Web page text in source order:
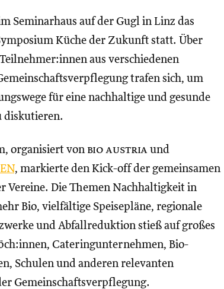
Seminarhaus auf der Gugl in Linz das
Küche der Zukunft statt. Über
aus verschiedenen
trafen sich, um
für eine nachhaltige und gesunde
diskutieren.
organisiert von bio austria und
, markierte den Kick-off der gemeinsamen
Vereine. Die Themen Nachhaltigkeit in
Bio, vielfältige Speisepläne, regionale
und Abfallreduktion stieß auf großes
Cateringunternehmen, Bio-
Schulen und anderen relevanten
Gemeinschaftsverpflegung.